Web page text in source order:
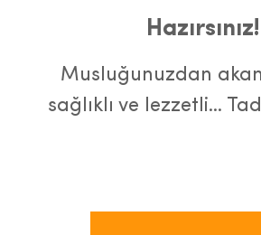
Hazırsınız!
Musluğunuzdan
sağlıklı ve lezzetli…